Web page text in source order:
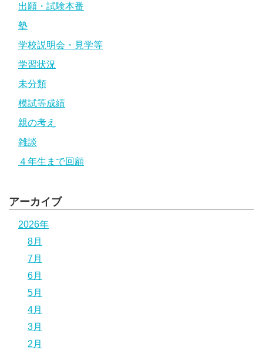
出願・試験本番
塾
学校説明会・見学等
学習状況
未分類
模試等成績
親の考え
雑談
４年生まで回顧
アーカイブ
2026年
8月
7月
6月
5月
4月
3月
2月